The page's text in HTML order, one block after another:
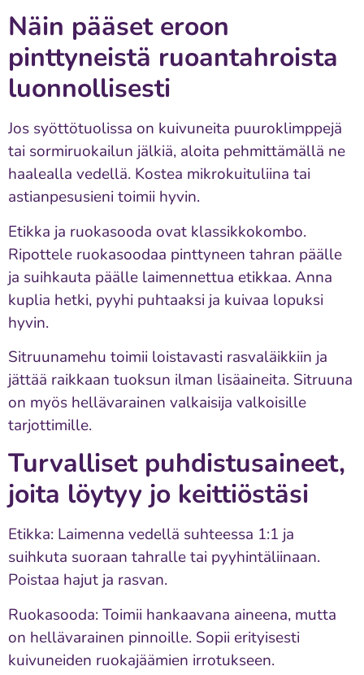
Näin pääset eroon
pinttyneistä ruoantahroista
luonnollisesti
Jos syöttötuolissa on kuivuneita puuroklimppejä
tai sormiruokailun jälkiä, aloita pehmittämällä ne
haalealla vedellä. Kostea mikrokuituliina tai
astianpesusieni toimii hyvin.
Etikka ja ruokasooda ovat klassikkokombo.
Ripottele ruokasoodaa pinttyneen tahran päälle
ja suihkauta päälle laimennettua etikkaa. Anna
kuplia hetki, pyyhi puhtaaksi ja kuivaa lopuksi
hyvin.
Sitruunamehu toimii loistavasti rasvaläikkiin ja
jättää raikkaan tuoksun ilman lisäaineita. Sitruuna
on myös hellävarainen valkaisija valkoisille
tarjottimille.
Turvalliset puhdistusaineet,
joita löytyy jo keittiöstäsi
Etikka: Laimenna vedellä suhteessa 1:1 ja
suihkuta suoraan tahralle tai pyyhintäliinaan.
Poistaa hajut ja rasvan.
Ruokasooda: Toimii hankaavana aineena, mutta
on hellävarainen pinnoille. Sopii erityisesti
kuivuneiden ruokajäämien irrotukseen.